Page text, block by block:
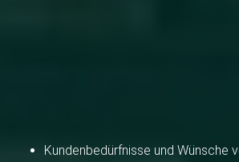
Kundenbedürfnisse und Wünsche